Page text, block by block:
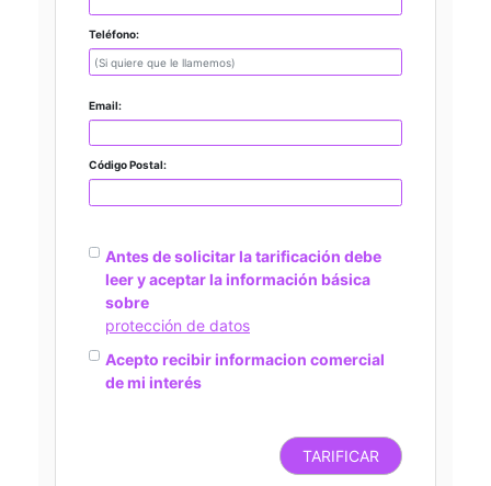
Teléfono:
Email:
Código Postal:
Antes de solicitar la tarificación debe
leer y aceptar la información básica
sobre
protección de datos
Acepto recibir informacion comercial
de mi interés
TARIFICAR